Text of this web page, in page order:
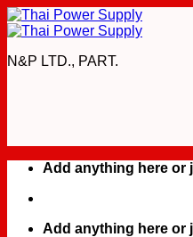
Skip
to
N&P LTD., PART.
Add anything here or
Add anything here or